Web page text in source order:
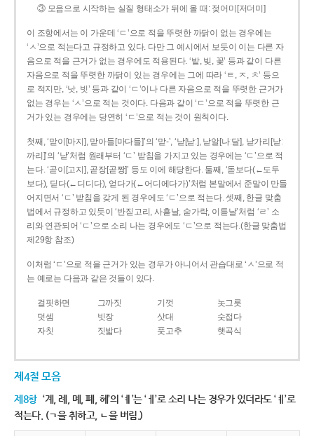
③ 모음으로 시작하는 실질 형태소가 뒤에 올 때: 젖어미[저더미]
이 조항에서는 이 가운데 ‘ㄷ’으로 적을 뚜렷한 까닭이 없는 경우에는
‘ㅅ’으로 적는다고 규정하고 있다. 다만 그 예시에서 보듯이 이는 다른 자
음으로 적을 근거가 없는 경우에도 적용된다. ‘밭, 빚, 꽃’ 등과 같이 다른
자음으로 적을 뚜렷한 까닭이 있는 경우에는 그에 따라 ‘ㅌ, ㅈ, ㅊ’ 등으
로 적지만, ‘낫, 빗’ 등과 같이 ‘ㄷ’이나 다른 자음으로 적을 뚜렷한 근거가
없는 경우는 ‘ㅅ’으로 적는 것이다. 다음과 같이 ‘ㄷ’으로 적을 뚜렷한 근
거가 있는 경우에는 당연히 ‘ㄷ’으로 적는 것이 원칙이다.
첫째, ‘맏이[마지], 맏아들[마다들]’의 ‘맏-’, ‘낟[낟ː], 낟알[나ː달], 낟가리[낟ː
까리]’의 ‘낟’처럼 원래부터 ‘ㄷ’ 받침을 가지고 있는 경우에는 ‘ㄷ’으로 적
는다. ‘곧이[고지], 곧장[곧짱]’ 등도 이에 해당한다. 둘째, ‘돋보다(←도두
보다), 딛다(←디디다), 얻다가(←어디에다가)’처럼 본말에서 준말이 만들
어지면서 ‘ㄷ’ 받침을 갖게 된 경우에도 ‘ㄷ’으로 적는다. 셋째, 한글 맞춤
법에서 규정하고 있듯이 ‘반짇고리, 사흗날, 숟가락, 이튿날’처럼 ‘ㄹ’ 소
리와 연관되어 ‘ㄷ’으로 소리 나는 경우에도 ‘ㄷ’으로 적는다.(한글 맞춤법
제29항 참조)
이처럼 ‘ㄷ’으로 적을 근거가 있는 경우가 아니어서 관습대로 ‘ㅅ’으로 적
는 예로는 다음과 같은 것들이 있다.
걸핏하면 그까짓 기껏
놋그릇
덧셈
빗장 삿대
숫접다
자칫
짓밟다 풋고추 햇곡식
제4절 모음
제8항 ‘계, 례, 몌, 폐, 혜’의 ‘ㅖ’는 ‘ㅔ’로 소리 나는 경우가 있더라도 ‘ㅖ’로
적는다. (ㄱ을 취하고, ㄴ을 버림.)